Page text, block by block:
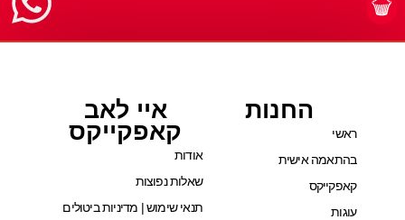
החנות
ראשי
בהתאמה אישית
קאפקייקס
עוגות
איי לאב
קאפקייקס
אודות
שאלות נפוצות
תנאי שימוש | מדיניות ביטולים